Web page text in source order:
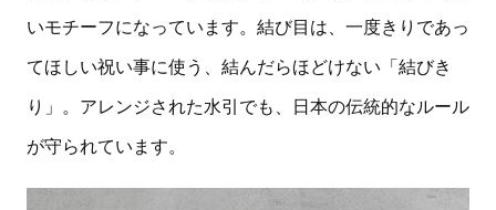
いモチーフになっています。結び目は、一度きりであっ
てほしい祝い事に使う、結んだらほどけない「結びき
り」。アレンジされた水引でも、日本の伝統的なルール
が守られています。